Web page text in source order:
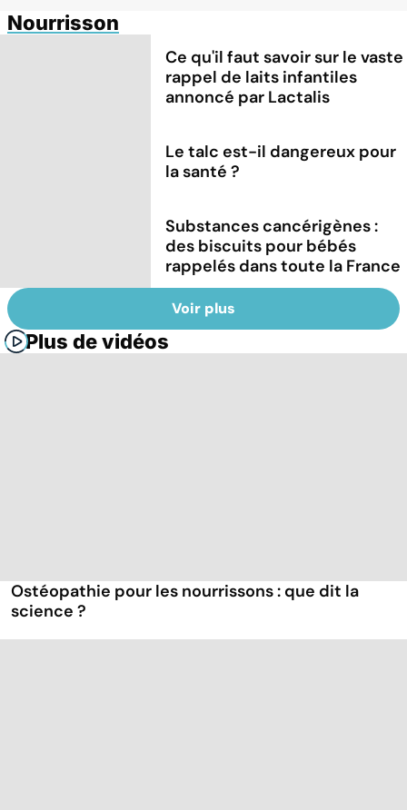
Nourrisson
Ce qu'il faut savoir sur le vaste
rappel de laits infantiles
annoncé par Lactalis
Le talc est-il dangereux pour
la santé ?
Substances cancérigènes :
des biscuits pour bébés
rappelés dans toute la France
Voir plus
Plus de vidéos
Ostéopathie pour les nourrissons : que dit la
science ?